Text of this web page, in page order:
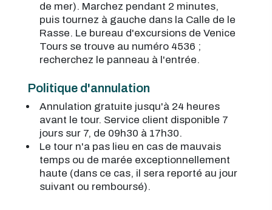
de mer). Marchez pendant 2 minutes,
puis tournez à gauche dans la Calle de le
Rasse. Le bureau d'excursions de Venice
Tours se trouve au numéro 4536 ;
recherchez le panneau à l'entrée.
Politique d'annulation
Annulation gratuite jusqu'à 24 heures
avant le tour. Service client disponible 7
jours sur 7, de 09h30 à 17h30.
Le tour n'a pas lieu en cas de mauvais
temps ou de marée exceptionnellement
haute (dans ce cas, il sera reporté au jour
suivant ou remboursé).